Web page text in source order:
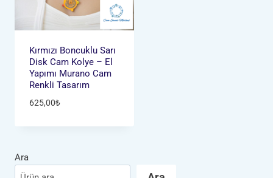
Kırmızı Boncuklu Sarı
Disk Cam Kolye – El
Yapımı Murano Cam
Renkli Tasarım
625,00₺
Ara